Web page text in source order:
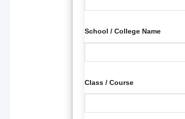
School / College Name
Class / Course